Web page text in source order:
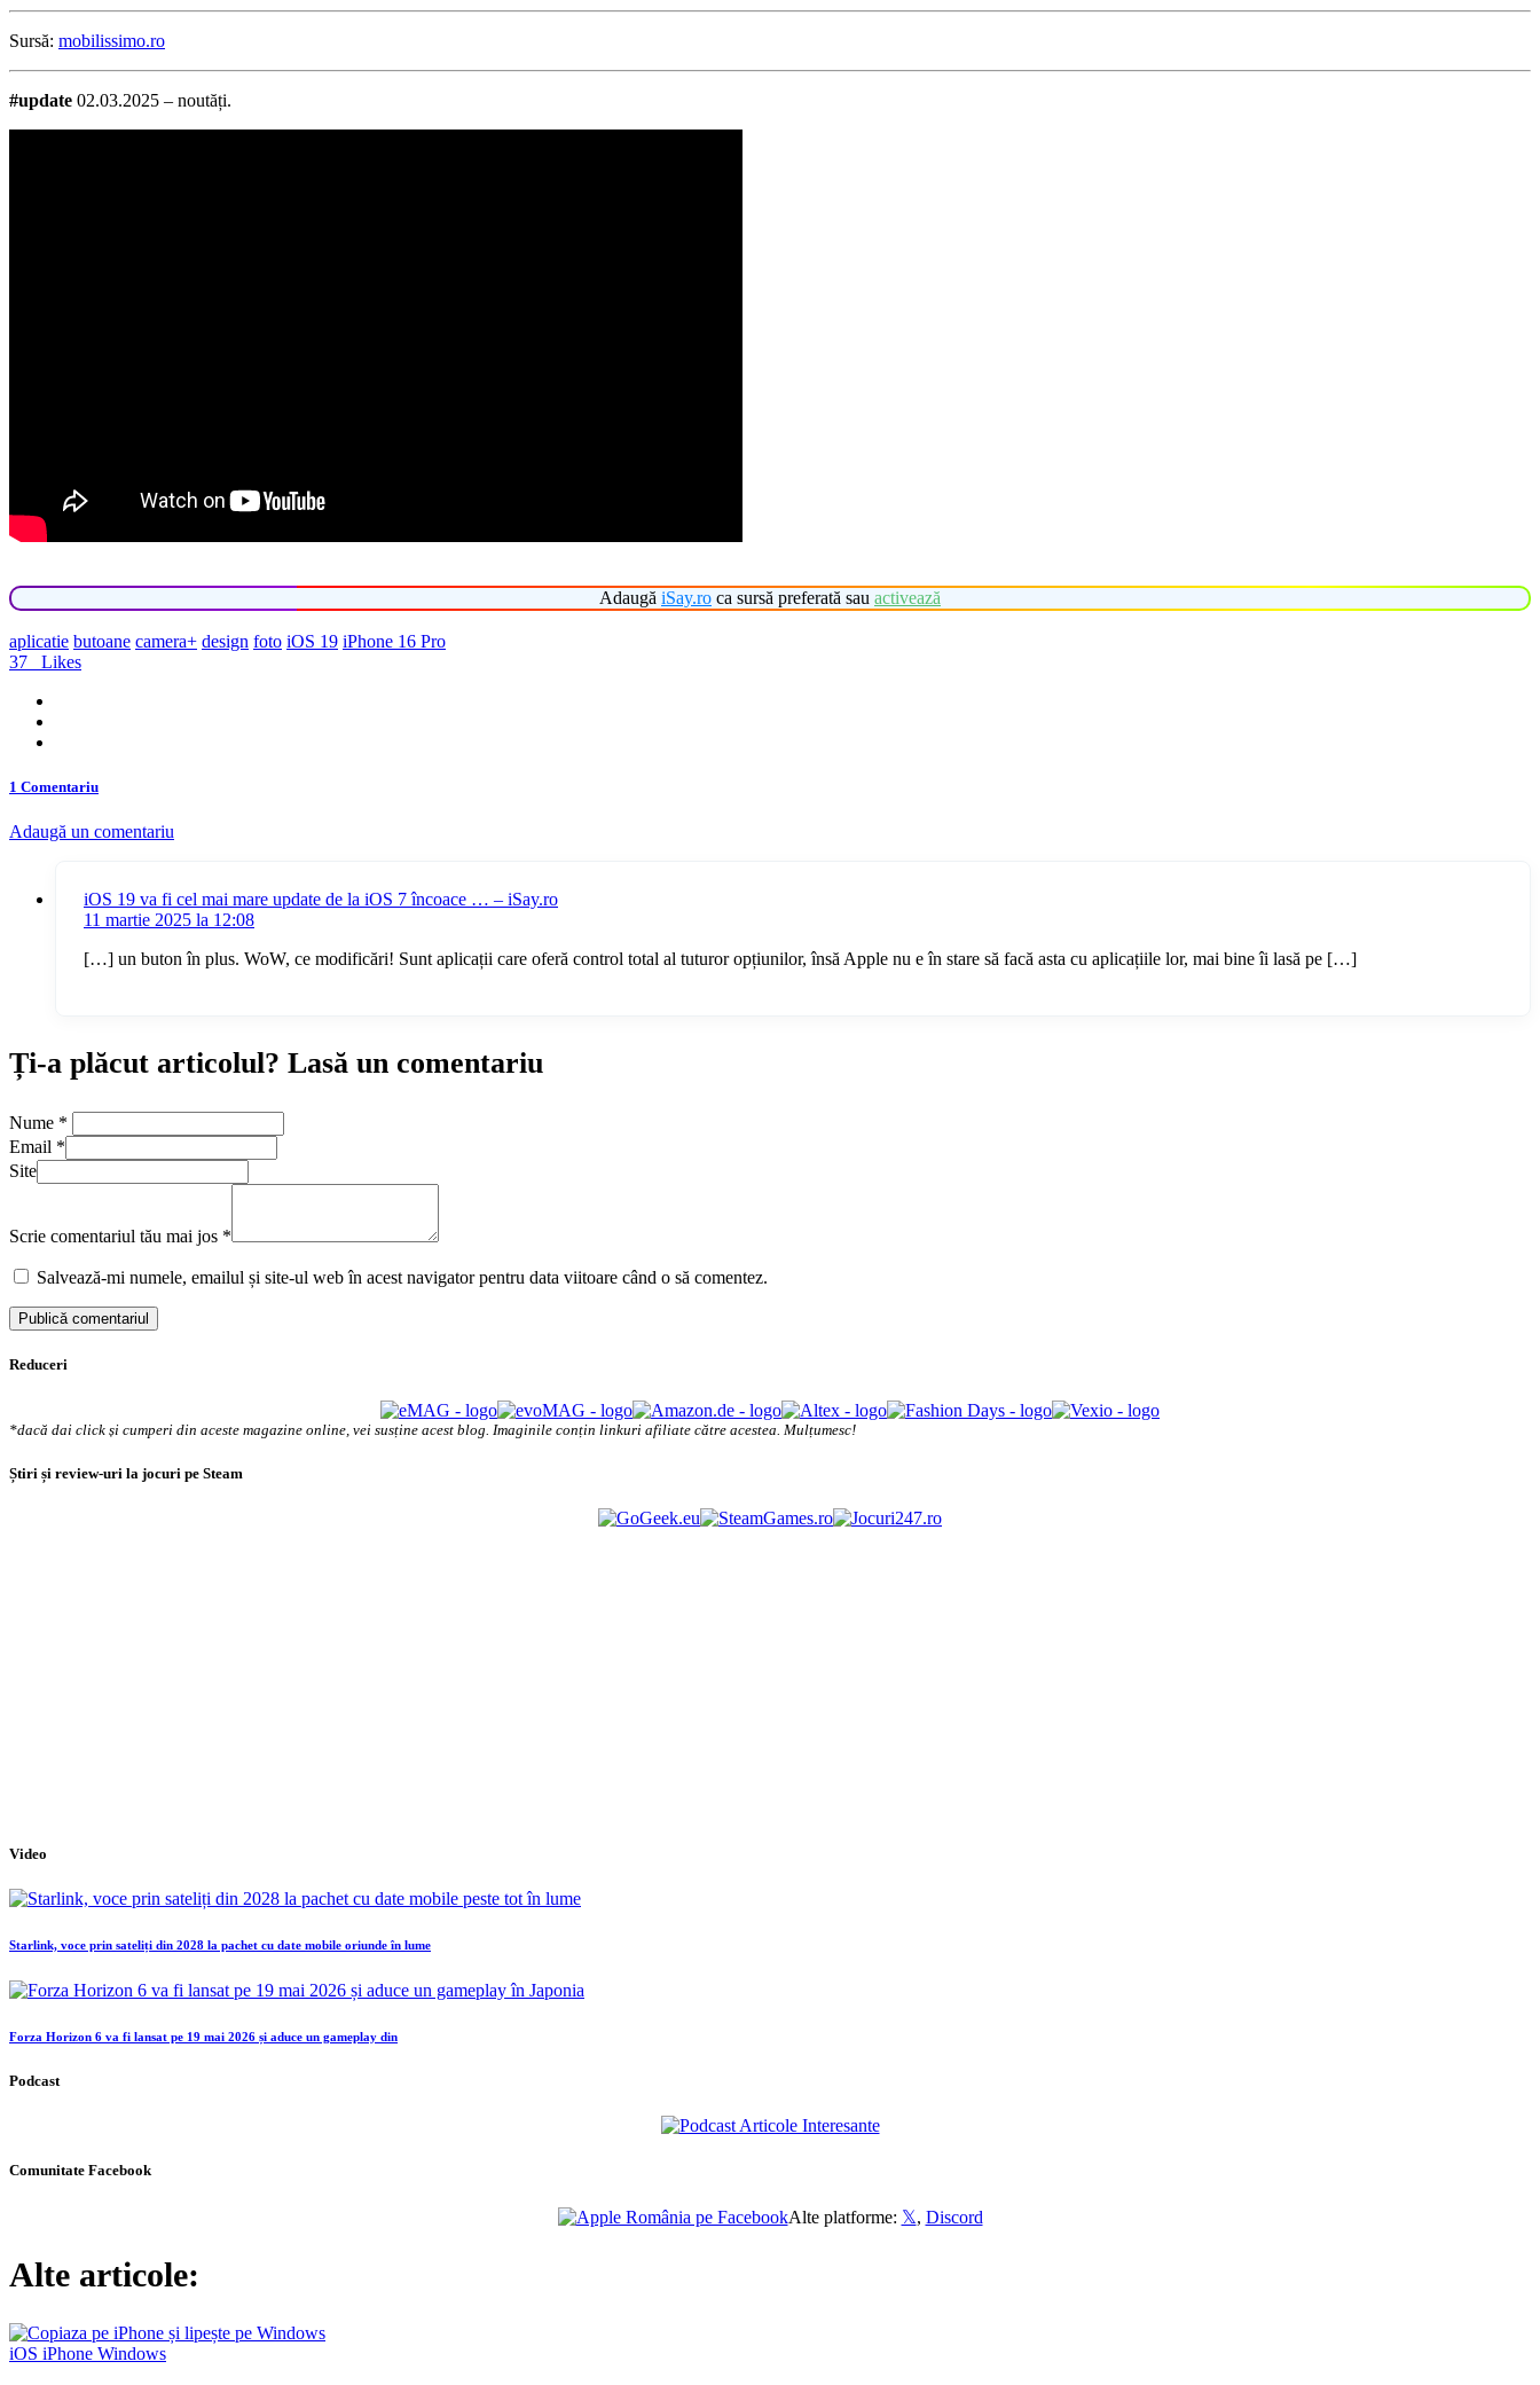
Sursă: mobilissimo.ro
#update 02.03.2025 – noutăți.
Adaugă iSay.ro ca sursă preferată sau activează
aplicatie butoane camera+ design foto iOS 19 iPhone 16 Pro
37
Likes
1 Comentariu
Adaugă un comentariu
iOS 19 va fi cel mai mare update de la iOS 7 încoace … – iSay.ro
11 martie 2025 la 12:08
[…] un buton în plus. WoW, ce modificări! Sunt aplicații care oferă control total al tuturor opțiunilor, însă Apple nu e în stare să facă asta cu aplicațiile lor, mai bine îi lasă pe […]
Ți-a plăcut articolul? Lasă un comentariu
Nume *
Email *
Site
Scrie comentariul tău mai jos *
Salvează-mi numele, emailul și site-ul web în acest navigator pentru data viitoare când o să comentez.
Reduceri
*dacă dai click și cumperi din aceste magazine online, vei susține acest blog. Imaginile conțin linkuri afiliate către acestea. Mulțumesc!
Știri și review-uri la jocuri pe Steam
Video
Starlink, voce prin sateliți din 2028 la pachet cu date mobile oriunde în lume
Forza Horizon 6 va fi lansat pe 19 mai 2026 și aduce un gameplay din
Podcast
Comunitate Facebook
Alte platforme: 𝕏, Discord
Alte articole:
iOS iPhone Windows